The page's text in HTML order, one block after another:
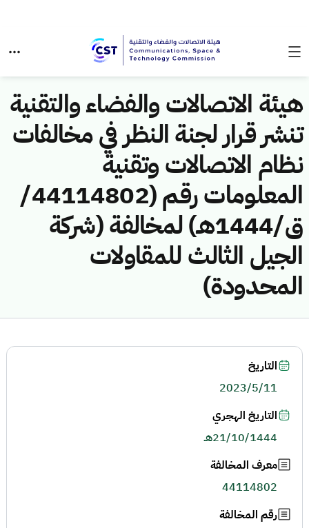
هيئة الاتصالات والفضاء والتقنية
تنشر قرار لجنة النظر في مخالفات
نظام الاتصالات وتقنية
المعلومات رقم (44114802/
ق/1444هـ) لمخالفة (شركة
الجيل الثالث للمقاولات
المحدودة)
التاريخ
2023/5/11
التاريخ الهجري
21/10/1444هـ
معرف المخالفة
44114802
رقم المخالفة